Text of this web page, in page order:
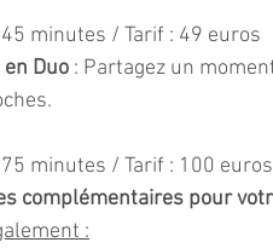
minutes / Tarif : 49 euros
Duo : Partagez un
minutes / Tarif : 100 euros
complémentaires pour
: